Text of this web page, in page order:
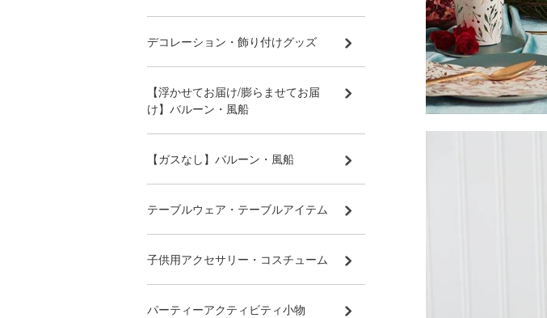
デコレーション・飾り付けグッズ
【浮かせてお届け/膨らませてお届
け】バルーン・風船
【ガスなし】バルーン・風船
テーブルウェア・テーブルアイテム
子供用アクセサリー・コスチューム
パーティーアクティビティ小物